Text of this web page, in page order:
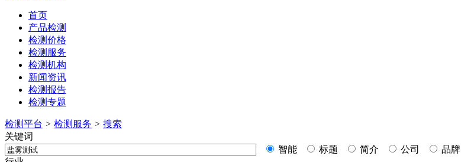
首页
产品检测
检测价格
检测服务
检测机构
新闻资讯
检测报告
检测专题
检测平台 > 检测服务 > 搜索
关键词
智能
标题 简介 公司
品牌